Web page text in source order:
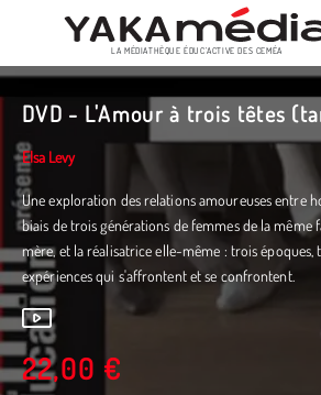
Aller
principal
LA MÉDIATHÈQUE ÉDUC’ACTIVE DES CEMÉA
DVD - L'Amour à trois têtes
Elsa Levy
Une exploration des relations amoureuses entre
biais de trois générations de femmes de la même
mère, et la réalisatrice elle-même : trois époques,
expériences qui s'affrontent et se confrontent.
22,00 €